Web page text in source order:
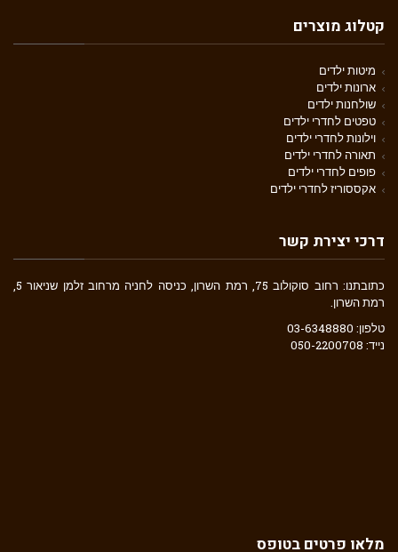
קטלוג מוצרים
מיטות ילדים
ארונות ילדים
שולחנות ילדים
טפטים לחדרי ילדים
וילונות לחדרי ילדים
תאורה לחדרי ילדים
פופים לחדרי ילדים
אקססוריז לחדרי ילדים
דרכי יצירת קשר
כתובתנו: רחוב סוקולוב 75, רמת השרון, כניסה לחניה מרחוב זלמן שניאור 5,
רמת השרון.
טלפון: 03-6348880
נייד: 050-2200708
מלאו פרטים בטופס